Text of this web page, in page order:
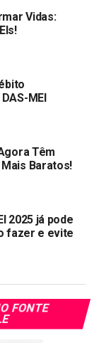
de cartões
aos olhos
matrícula do
de
além dos
tablets ou
pré-
digital poderá
totalmente
caíra namalha
Vidas:
MEI
Têm
Baratos!
2025 já pode
fazer e evite
FONTE